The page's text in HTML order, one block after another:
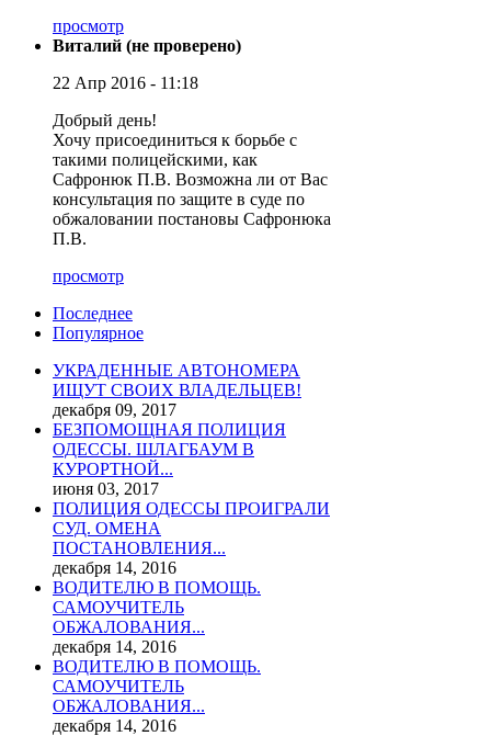
просмотр
Виталий (не проверено)
22 Апр 2016 - 11:18
Добрый день!
Хочу присоединиться к борьбе с
такими полицейскими, как
Сафронюк П.В. Возможна ли от Вас
консультация по защите в суде по
обжаловании постановы Сафронюка
П.В.
просмотр
Последнее
Популярное
УКРАДЕННЫЕ АВТОНОМЕРА
ИЩУТ СВОИХ ВЛАДЕЛЬЦЕВ!
декабря 09, 2017
БЕЗПОМОЩНАЯ ПОЛИЦИЯ
ОДЕССЫ. ШЛАГБАУМ В
КУРОРТНОЙ...
июня 03, 2017
ПОЛИЦИЯ ОДЕССЫ ПРОИГРАЛИ
СУД. ОМЕНА
ПОСТАНОВЛЕНИЯ...
декабря 14, 2016
ВОДИТЕЛЮ В ПОМОЩЬ.
САМОУЧИТЕЛЬ
ОБЖАЛОВАНИЯ...
декабря 14, 2016
ВОДИТЕЛЮ В ПОМОЩЬ.
САМОУЧИТЕЛЬ
ОБЖАЛОВАНИЯ...
декабря 14, 2016